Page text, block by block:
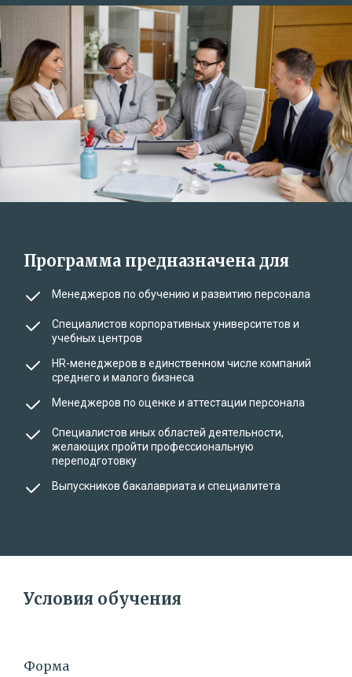
Программа предназначена для
Менеджеров по обучению и развитию персонала
Специалистов корпоративных университетов и
учебных центров
HR-менеджеров в единственном числе компаний
среднего и малого бизнеса
Менеджеров по оценке и аттестации персонала
Специалистов иных областей деятельности,
желающих пройти профессиональную
переподготовку
Выпускников бакалавриата и специалитета
Условия обучения
Форма